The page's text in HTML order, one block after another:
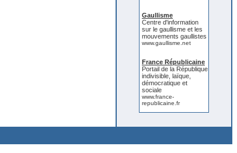
Gaullisme
Centre d'information
sur le gaullisme et les
mouvements gaullistes
www.gaullisme.net
France Républicaine
Portail de la République
indivisible, laïque,
démocratique et
sociale
www.france-
republicaine.fr